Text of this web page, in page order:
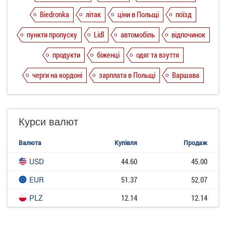
Biedronka
літак ціни в Польщі
поїзд
пункти пропуску
Lidl автомобіль
відпочинок
продукти
біженці
одяг та взуття
черги на кордоні
зарплата в Польщі Варшава
Курси валют
Валюта Купівля Продаж
USD 44.60
45.00
EUR
51.37
52.07
PLZ
12.14 12.14